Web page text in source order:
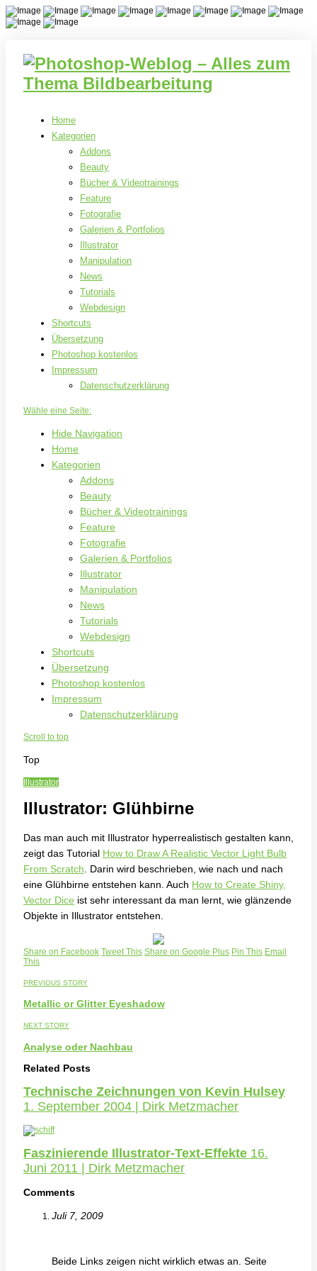
Home
Kategorien
Addons
Beauty
Bücher & Videotrainings
Feature
Fotografie
Galerien & Portfolios
Illustrator
Manipulation
News
Tutorials
Webdesign
Shortcuts
Übersetzung
Photoshop kostenlos
Impressum
Datenschutzerklärung
Wähle eine Seite:
Hide Navigation
Home
Kategorien
Addons
Beauty
Bücher & Videotrainings
Feature
Fotografie
Galerien & Portfolios
Illustrator
Manipulation
News
Tutorials
Webdesign
Shortcuts
Übersetzung
Photoshop kostenlos
Impressum
Datenschutzerklärung
Scroll to top
Top
Illustrator
Illustrator: Glühbirne
Das man auch mit Illustrator hyperrealistisch gestalten kann,
zeigt das Tutorial How to Draw A Realistic Vector Light Bulb
From Scratch . Darin wird beschrieben, wie nach und nach
eine Glühbirne entstehen kann. Auch How to Create Shiny,
Vector Dice ist sehr interessant da man lernt, wie glänzende
Objekte in Illustrator entstehen.
Share on Facebook Tweet This Share on Google Plus Pin This Email
This
PREVIOUS STORY
Metallic or Glitter Eyeshadow
NEXT STORY
Analyse oder Nachbau
Related Posts
Technische Zeichnungen von Kevin Hulsey
1. September 2004 | Dirk Metzmacher
Faszinierende Illustrator-Text-Effekte 16.
Juni 2011 | Dirk Metzmacher
Comments
Juli 7, 2009
Beide Links zeigen nicht wirklich etwas an. Seite